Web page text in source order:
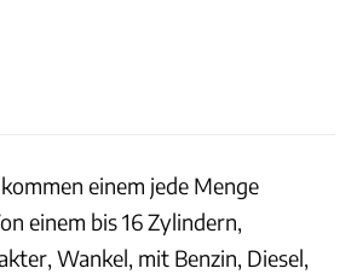
einem jede Menge
einem bis 16 Zylindern,
Wankel, mit Benzin, Diesel,